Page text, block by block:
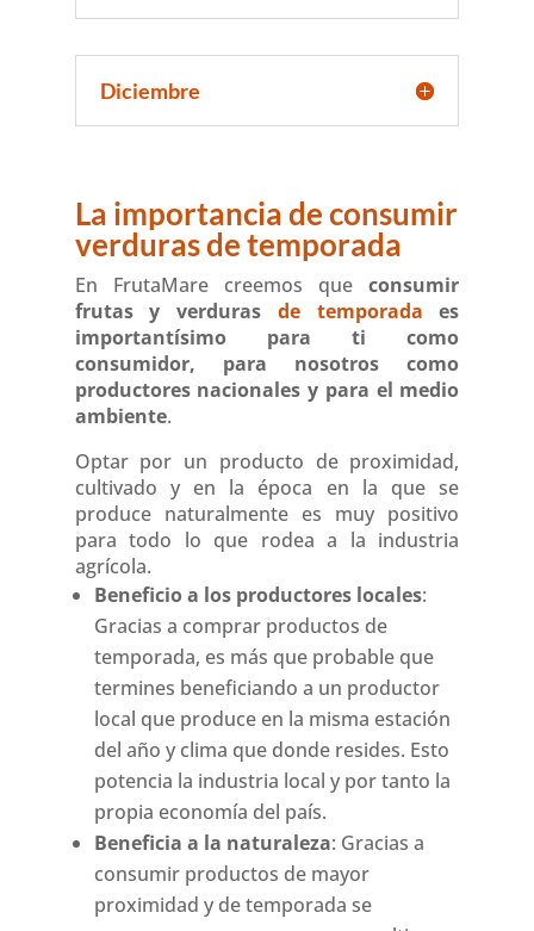
Diciembre
La importancia de consumir
verduras de temporada
En FrutaMare creemos queconsumir
frutas y verduras de temporada es
importantísimo para ti como
consumidor, para nosotros como
productores nacionales y para el medio
ambiente.
Optar por un producto de proximidad,
cultivado y en la época en la que se
produce naturalmente es muy positivo
para todo lo que rodea a la industria
agrícola.
Beneficio a los productores locales:
Gracias a comprar productos de
temporada, es más que probable que
termines beneficiando a un productor
local que produce en la misma estación
del año y clima que donde resides. Esto
potencia la industria local y por tanto la
propia economía del país.
Beneficia a la naturaleza: Gracias a
consumir productos de mayor
proximidad y de temporada se